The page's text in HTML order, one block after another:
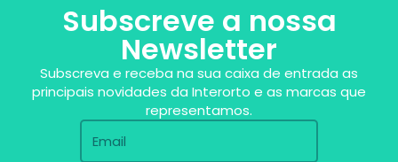
Subscreve a nossa
Newsletter
Subscreva e receba na sua caixa de entrada as
principais novidades da Interorto e as marcas que
representamos.